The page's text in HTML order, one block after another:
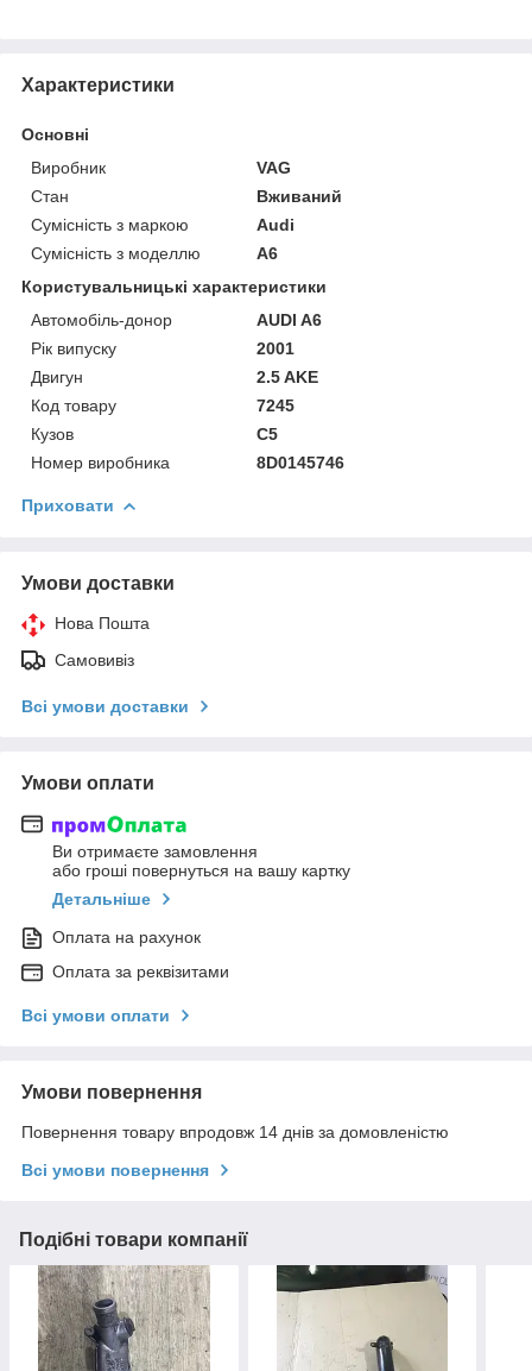
Характеристики
Основні
Виробник
VAG
Стан
Вживаний
Сумісність з маркою
Audi
Сумісність з моделлю
A6
Користувальницькі характеристики
Автомобіль-донор
AUDI A6
Рік випуску
2001
Двигун
2.5 AKE
Код товару
7245
Кузов
C5
Номер виробника
8D0145746
Приховати
Умови доставки
Нова Пошта
Самовивіз
Всі умови доставки
Умови оплати
Ви отримаєте замовлення
або гроші повернуться на вашу картку
Детальніше
Оплата на рахунок
Оплата за реквізитами
Всі умови оплати
Умови повернення
Повернення товару впродовж 14 днів за домовленістю
Всі умови повернення
Подібні товари компанії